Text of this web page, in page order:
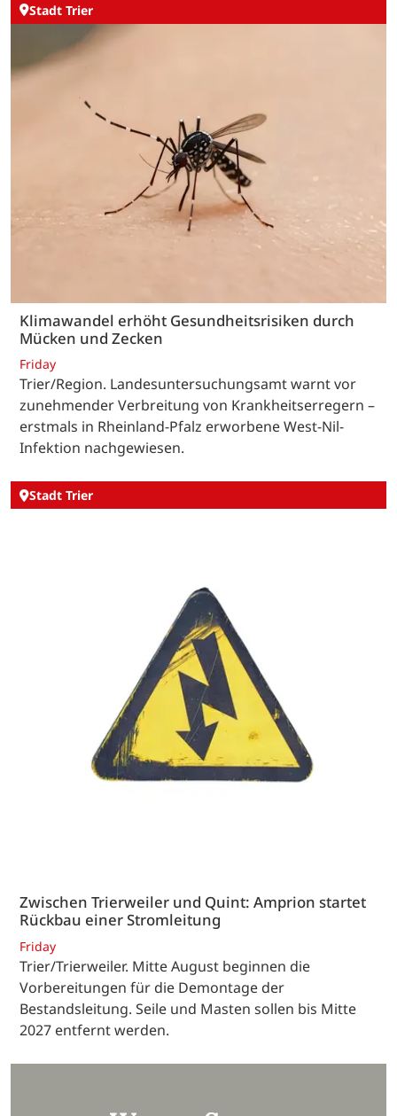
Stadt Trier
Klimawandel erhöht Gesundheitsrisiken durch
Mücken und Zecken
Friday
Trier/Region. Landesuntersuchungsamt warnt vor
zunehmender Verbreitung von Krankheitserregern –
erstmals in Rheinland-Pfalz erworbene West-Nil-
Infektion nachgewiesen.
Stadt Trier
Zwischen Trierweiler und Quint: Amprion startet
Rückbau einer Stromleitung
Friday
Trier/Trierweiler. Mitte August beginnen die
Vorbereitungen für die Demontage der
Bestandsleitung. Seile und Masten sollen bis Mitte
2027 entfernt werden.